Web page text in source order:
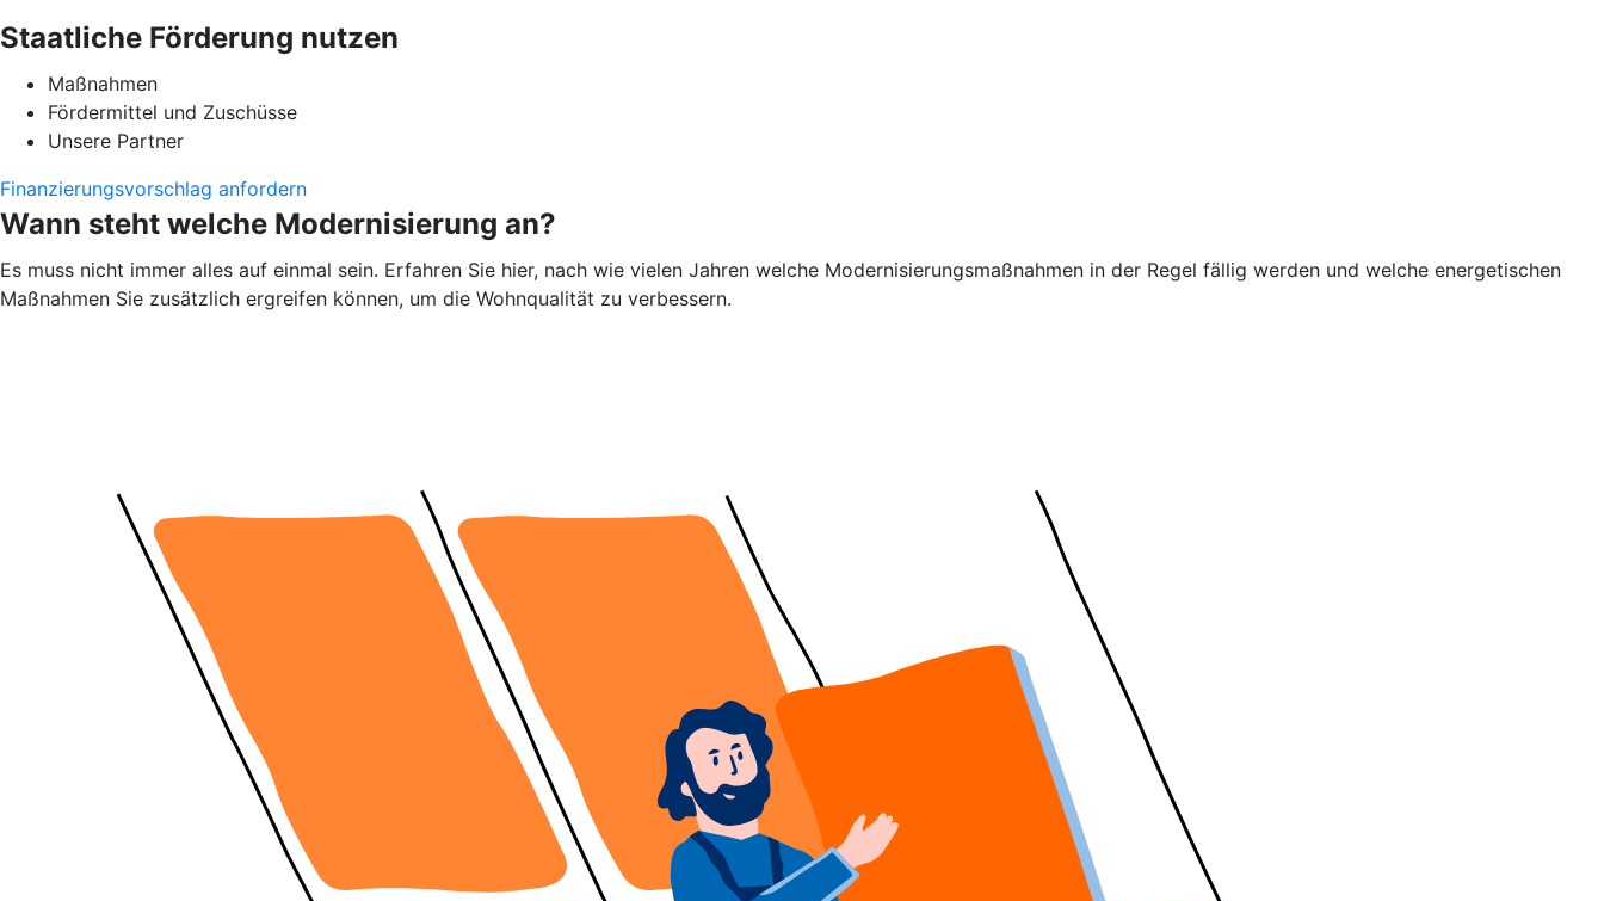
Staatliche Förderung nutzen
Maßnahmen
Fördermittel und Zuschüsse
Unsere Partner
Finanzierungsvorschlag anfordern
Wann steht welche Modernisierung an?
Es muss nicht immer alles auf einmal sein. Erfahren Sie hier, nach wie vielen Jahren welche Modernisierungsmaßnahmen in der Regel fällig werden und welche energetischen
Maßnahmen Sie zusätzlich ergreifen können, um die Wohnqualität zu verbessern.